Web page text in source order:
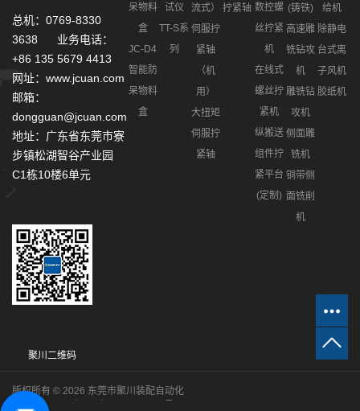
总机：0769-8330
3638 业务电话：
+86 135 5679 4413
网址：www.jcuan.com
邮箱：
dongguan@jcuan.com
地址：广东省东莞市寮
步镇松湖智谷产业园
C1栋10楼6单元
聚川二维码
呆物料
盒
JC-D4
智能防
呆物料
盒
试仪
TT-S系
列
流式）
伺服拧
紧轴
（机
用）
大扭矩
伺服拧
紧轴
拧紧轴 数控螺
丝拧紧
机
在线式
螺丝拧
紧机
纵搬送
组件拧
紧平台
(定制)
(铸铁)
高速雕
铣钻攻
机
雕铣钻
攻机
侧面雕
铣机
铜带侧
面铣削
机
给机
除静电
台式离
子风机
胶纸机
版权所有 © 2026 东莞市聚川装配自动化
技术有限公司